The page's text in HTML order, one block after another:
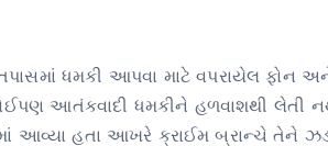
ધમકી આપવા માટે વપરાયેલ ફોન
આતંકવાદી ધમકીને હળવાશથી
આવ્યા હતા આખરે ક્રાઈમ બ્રાન્ચે તેને